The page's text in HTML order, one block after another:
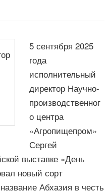
5 сентября 2025
года
исполнительный
директор Научно-
производственног
о центра
«Агропищепром»
Сергей
выставке «День
новый сорт
Абхазия в честь